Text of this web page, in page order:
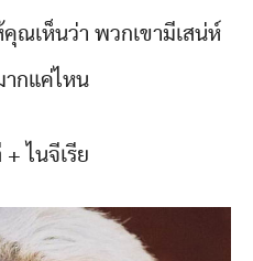
ณเห็นว่า พวกเขามีเสน่ห์
ากแค่ไหน
+ ไนจีเรีย